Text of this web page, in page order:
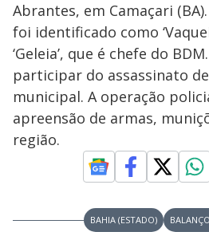
Abrantes, em Camaçari
foi identificado como
‘Geleia’, que é chefe do
participar do assassinato
municipal. A operação
apreensão de armas,
região.
BAHIA (ESTADO)